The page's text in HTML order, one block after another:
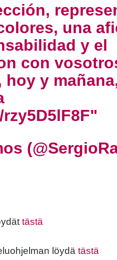
una
y el
con
hoy y
tästä
löydä tästä